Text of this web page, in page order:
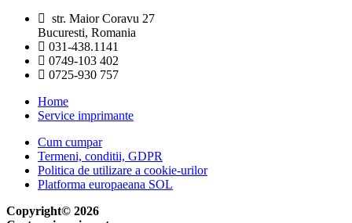
str. Maior Coravu 27
Bucuresti, Romania
031-438.1141
0749-103 402
0725-930 757
Home
Service imprimante
Cum cumpar
Termeni, conditii, GDPR
Politica de utilizare a cookie-urilor
Platforma europaeana SOL
Copyright© 2026